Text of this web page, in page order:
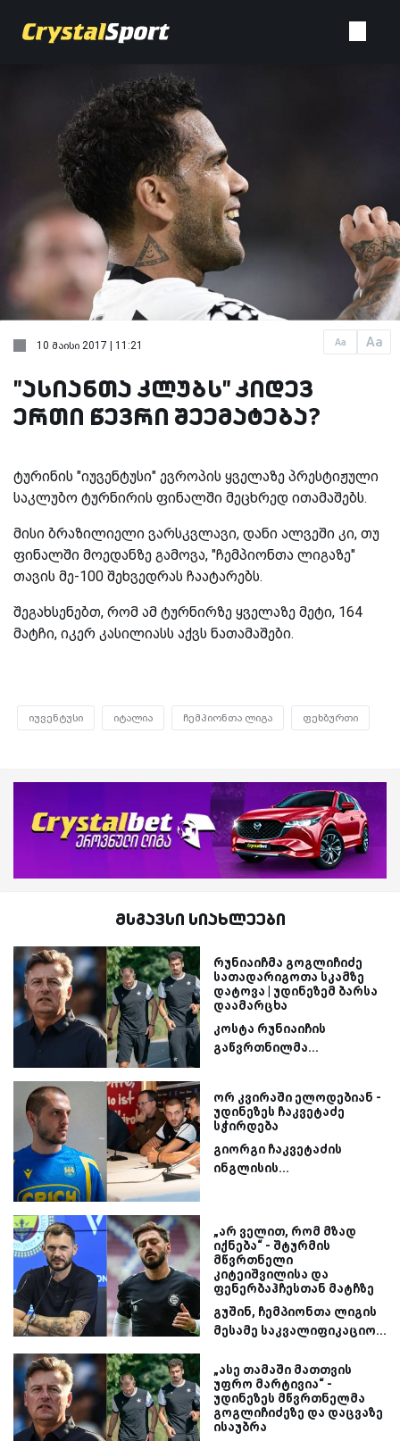
Aa Aa
10 მაისი 2017 | 11:21
"ასიანთა კლუბს" კიდევ
ერთი წევრი შეემატება?
ტურინის "იუვენტუსი" ევროპის ყველაზე პრესტიჟული
საკლუბო ტურნირის ფინალში მეცხრედ ითამაშებს.
მისი ბრაზილიელი ვარსკვლავი, დანი ალვეში კი, თუ
ფინალში მოედანზე გამოვა, "ჩემპიონთა ლიგაზე"
თავის მე-100 შეხვედრას ჩაატარებს.
შეგახსენებთ, რომ ამ ტურნირზე ყველაზე მეტი, 164
მატჩი, იკერ კასილიასს აქვს ნათამაშები.
იუვენტუსი იტალია ჩემპიონთა ლიგა ფეხბურთი
მსგავსი სიახლეები
რუნიაიჩმა გოგლიჩიძე
სათადარიგოთა სკამზე
დატოვა | უდინეზემ ბარსა
დაამარცხა
კოსტა რუნიაიჩის
გაწვრთნილმა...
ორ კვირაში ელოდებიან -
უდინეზეს ჩაკვეტაძე
სჭირდება
გიორგი ჩაკვეტაძის
ინგლისის...
„არ ველით, რომ მზად
იქნება“ - შტურმის
მწვრთნელი
კიტეიშვილისა და
ფენერბაჰჩესთან მატჩზე
გუშინ, ჩემპიონთა ლიგის
მესამე საკვალიფიკაციო...
„ასე თამაში მათთვის
უფრო მარტივია“ -
უდინეზეს მწვრთნელმა
გოგლიჩიძეზე და დაცვაზე
ისაუბრა